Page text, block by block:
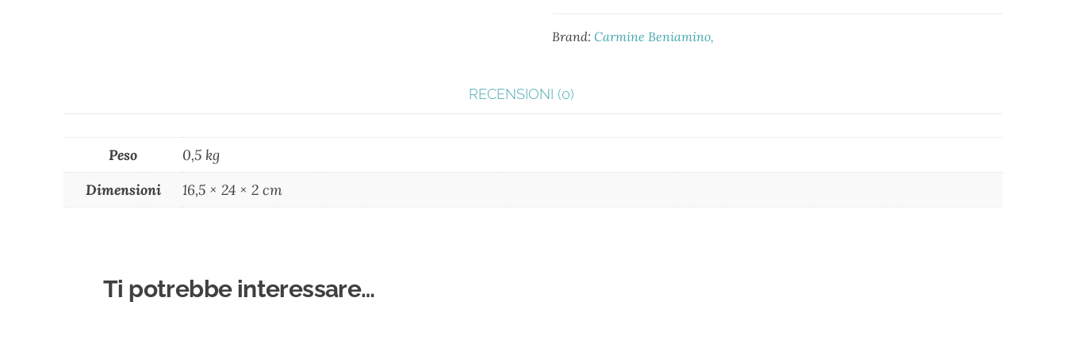
Brand: Carmine Beniamino
RECENSIONI (0)
Peso
0,5 kg
Dimensioni
16,5 × 24 × 2 cm
Ti potrebbe interessare…